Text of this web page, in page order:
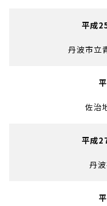
平成
丹波市立
佐治
平成
丹